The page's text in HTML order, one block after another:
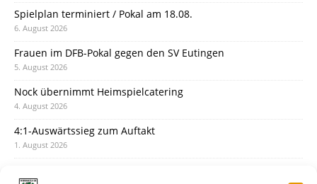
Spielplan terminiert / Pokal am 18.08.
6. August 2026
Frauen im DFB-Pokal gegen den SV Eutingen
5. August 2026
Nock übernimmt Heimspielcatering
4. August 2026
4:1-Auswärtssieg zum Auftakt
1. August 2026